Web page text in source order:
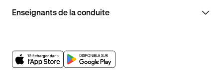
Enseignants de la conduite